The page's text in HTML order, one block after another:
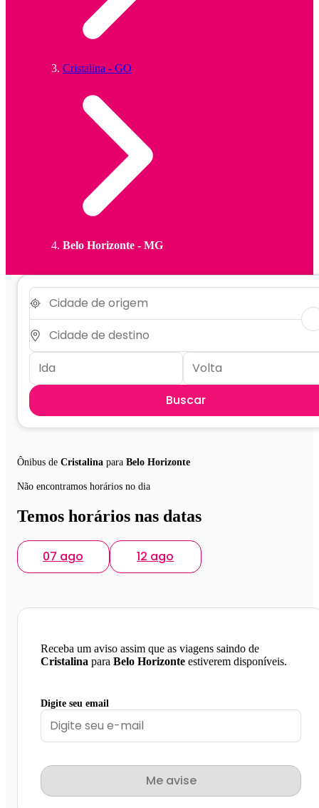
Cristalina - GO
Belo Horizonte - MG
Buscar
Ônibus de Cristalina para Belo Horizonte
Não encontramos horários no dia
Temos horários nas datas
07 ago 12 ago
Receba um aviso assim que as viagens saindo de
Cristalina para Belo Horizonte estiverem disponíveis.
Digite seu email
Me avise